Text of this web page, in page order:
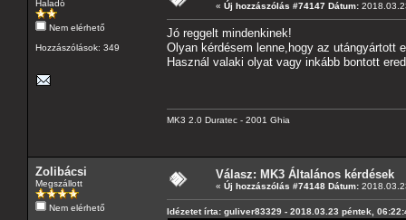
Haladó
Nem elérhető
Hozzászólások: 349
« Új hozzászólás #74147 Dátum:
Jó reggelt mindenkinek!
Olyan kérdésem lenne,hogy az utángyártott
Használ valaki olyat vagy inkább bontott
MK3 2.0 Duratec - 2001 Ghia
Zolibácsi
Megszállott
Nem elérhető
Válasz: MK3 Általános kérdések
« Új hozzászólás #74148 Dátum:
Idézetet írta: guliver83329 - 2018.03.23 péntek,